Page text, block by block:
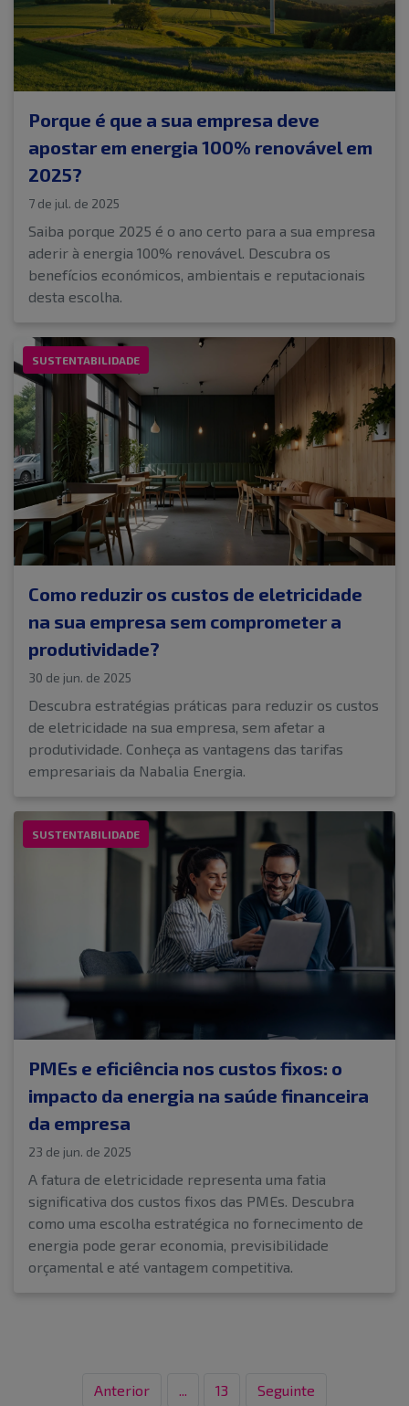
Porque é que a sua empresa deve
apostar em energia 100% renovável em
2025?
7 de jul. de 2025
Saiba porque 2025 é o ano certo para a sua empresa
aderir à energia 100% renovável. Descubra os
benefícios económicos, ambientais e reputacionais
desta escolha.
SUSTENTABILIDADE
Como reduzir os custos de eletricidade
na sua empresa sem comprometer a
produtividade?
30 de jun. de 2025
Descubra estratégias práticas para reduzir os custos
de eletricidade na sua empresa, sem afetar a
produtividade. Conheça as vantagens das tarifas
empresariais da Nabalia Energia.
SUSTENTABILIDADE
PMEs e eficiência nos custos fixos: o
impacto da energia na saúde financeira
da empresa
23 de jun. de 2025
A fatura de eletricidade representa uma fatia
significativa dos custos fixos das PMEs. Descubra
como uma escolha estratégica no fornecimento de
energia pode gerar economia, previsibilidade
orçamental e até vantagem competitiva.
Anterior ... 13 Seguinte